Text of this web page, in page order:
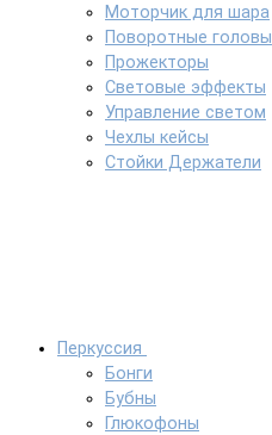
Моторчик для шара
Поворотные головы
Прожекторы
Световые эффекты
Управление светом
Чехлы кейсы
Стойки Держатели
Перкуссия
Бонги
Бубны
Глюкофоны